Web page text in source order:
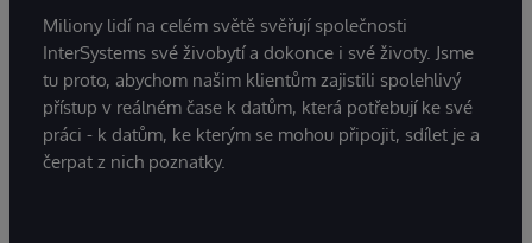
Miliony lidí na celém světě svěřují společnosti
InterSystems své živobytí a dokonce i své životy. Jsme
tu proto, abychom našim klientům zajistili spolehlivý
přístup v reálném čase k datům, která potřebují ke své
práci - k datům, ke kterým se mohou připojit, sdílet je a
čerpat z nich poznatky.